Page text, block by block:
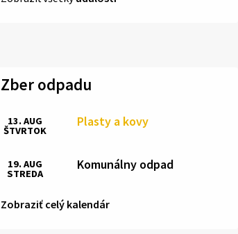
Zber odpadu
Plasty a kovy
13. AUG
ŠTVRTOK
Komunálny odpad
19. AUG
STREDA
Zobraziť celý kalendár